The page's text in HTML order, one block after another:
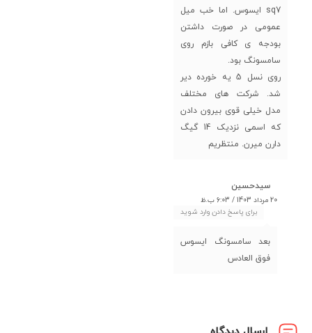
sq7 ایسوس. اما خب میل
عمومی در صورت داشتن
بودجه ی کافی بازم روی
سامسونگ بود.
روی نسل 5 یه خورده دیر
شد. شرکت های مختلف
مدل خیلی قوی بیرون دادن
که اسمی نزدیک 14 گیگ
دارن میرن. منتظریم
سیدحسین
20 مرداد 1403 / 6:03 ب.ظ
برای پاسخ دادن وارد شوید
بعد سامسونگ ایسوس
فوق العادس